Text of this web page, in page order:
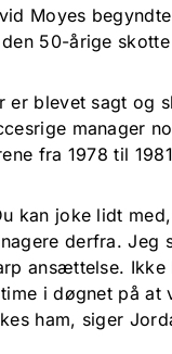
Moyes
50-årige
er blevet sagt og
manager
fra 1978 til
kan joke lidt
derfra. Jeg
ansættelse.
i døgnet på at
ham, siger